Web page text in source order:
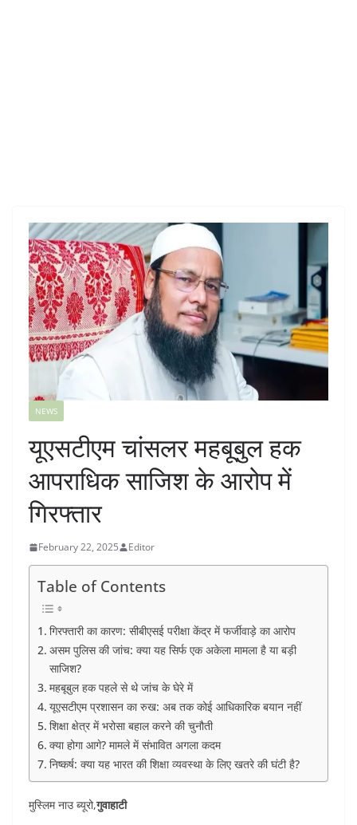
NEWS
यूएसटीएम चांसलर महबूबुल हक
आपराधिक साजिश के आरोप में
गिरफ्तार
February 22, 2025 Editor
Table of Contents
गिरफ्तारी का कारण: सीबीएसई परीक्षा केंद्र में फर्जीवाड़े का आरोप
असम पुलिस की जांच: क्या यह सिर्फ एक अकेला मामला है या बड़ी
साजिश?
महबूबुल हक पहले से थे जांच के घेरे में
यूएसटीएम प्रशासन का रुख: अब तक कोई आधिकारिक बयान नहीं
शिक्षा क्षेत्र में भरोसा बहाल करने की चुनौती
क्या होगा आगे? मामले में संभावित अगला कदम
निष्कर्ष: क्या यह भारत की शिक्षा व्यवस्था के लिए खतरे की घंटी है?
मुस्लिम नाउ ब्यूरो,गुवाहाटी